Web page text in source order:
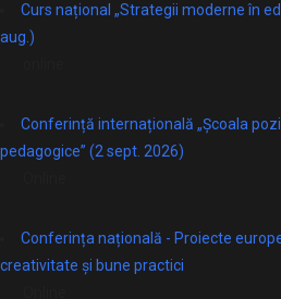
Curs național „Strategii moderne în
aug.)
Conferință internațională „Școala
pedagogice” (2 sept. 2026)
Conferința națională - Proiecte
creativitate și bune practici